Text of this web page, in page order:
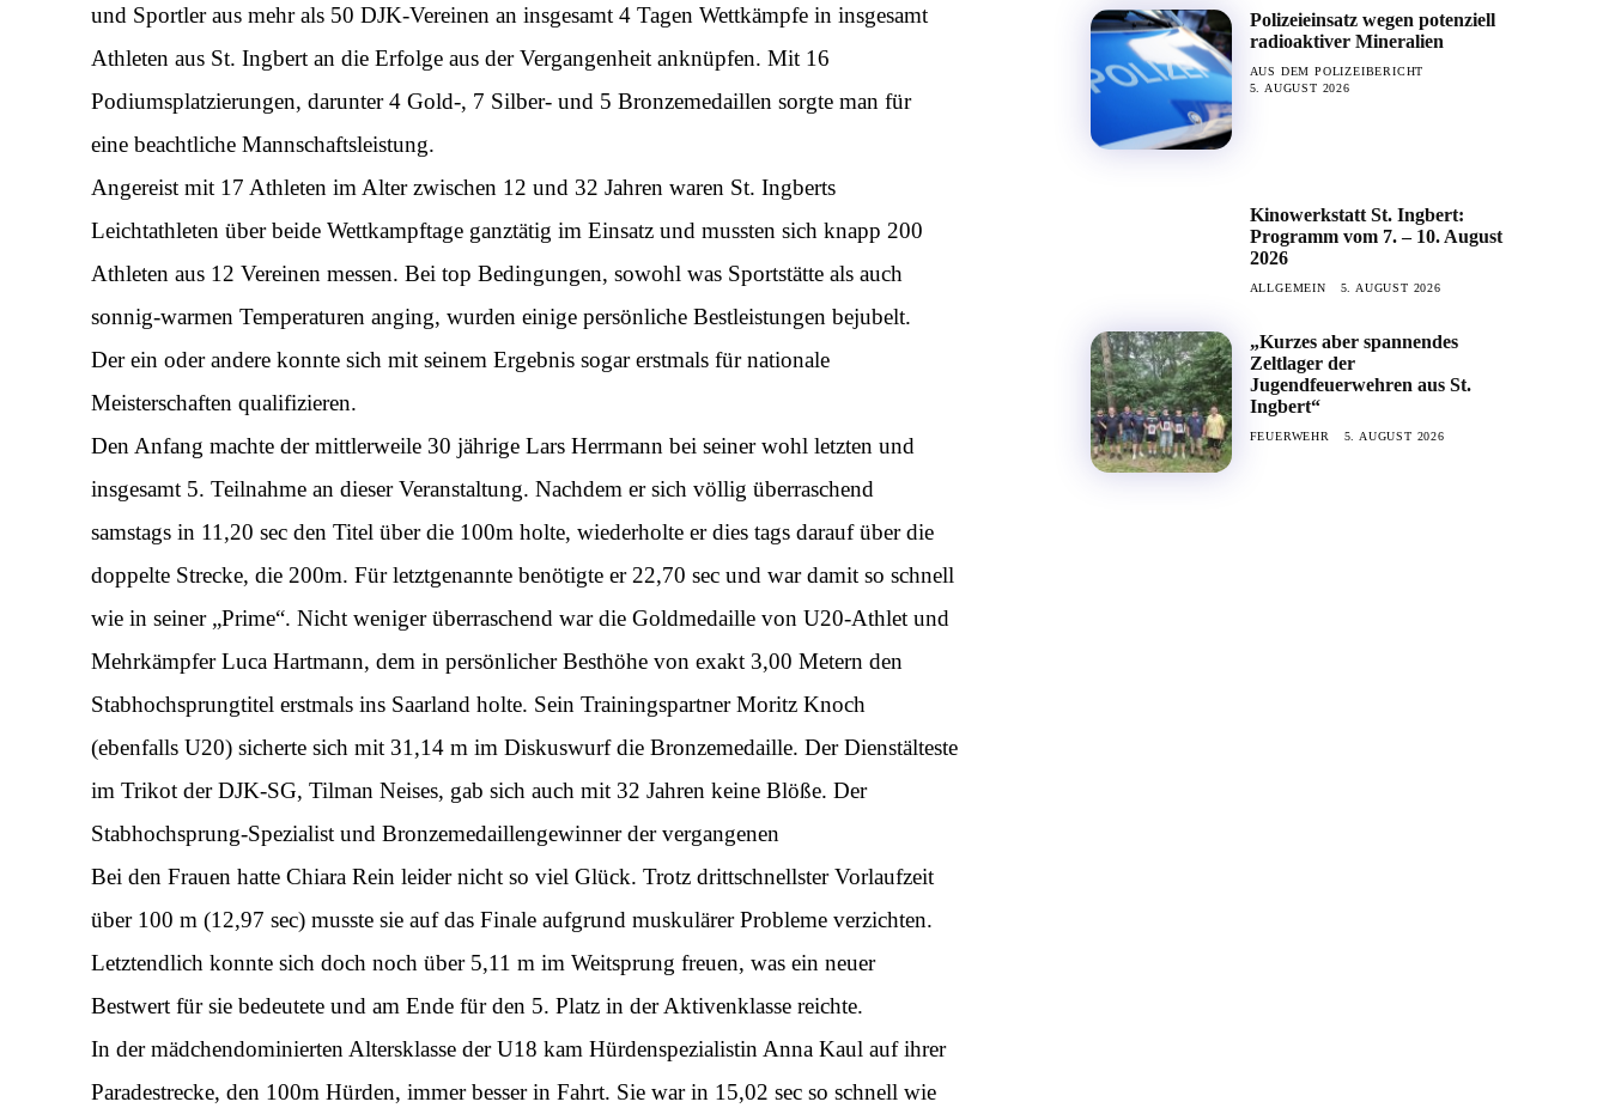
und Sportler aus mehr als 50 DJK-Vereinen an insgesamt 4 Tagen Wettkämpfe in insgesamt
Athleten aus St. Ingbert an die Erfolge aus der Vergangenheit anknüpfen. Mit 16
Podiumsplatzierungen, darunter 4 Gold-, 7 Silber- und 5 Bronzemedaillen sorgte man für
eine beachtliche Mannschaftsleistung.
Angereist mit 17 Athleten im Alter zwischen 12 und 32 Jahren waren St. Ingberts
Leichtathleten über beide Wettkampftage ganztätig im Einsatz und mussten sich knapp 200
Athleten aus 12 Vereinen messen. Bei top Bedingungen, sowohl was Sportstätte als auch
sonnig-warmen Temperaturen anging, wurden einige persönliche Bestleistungen bejubelt.
Der ein oder andere konnte sich mit seinem Ergebnis sogar erstmals für nationale
Meisterschaften qualifizieren.
Den Anfang machte der mittlerweile 30 jährige Lars Herrmann bei seiner wohl letzten und
insgesamt 5. Teilnahme an dieser Veranstaltung. Nachdem er sich völlig überraschend
samstags in 11,20 sec den Titel über die 100m holte, wiederholte er dies tags darauf über die
doppelte Strecke, die 200m. Für letztgenannte benötigte er 22,70 sec und war damit so schnell
wie in seiner „Prime“. Nicht weniger überraschend war die Goldmedaille von U20-Athlet und
Mehrkämpfer Luca Hartmann, dem in persönlicher Besthöhe von exakt 3,00 Metern den
Stabhochsprungtitel erstmals ins Saarland holte. Sein Trainingspartner Moritz Knoch
(ebenfalls U20) sicherte sich mit 31,14 m im Diskuswurf die Bronzemedaille. Der Dienstälteste
im Trikot der DJK-SG, Tilman Neises, gab sich auch mit 32 Jahren keine Blöße. Der
Stabhochsprung-Spezialist und Bronzemedaillengewinner der vergangenen
Bei den Frauen hatte Chiara Rein leider nicht so viel Glück. Trotz drittschnellster Vorlaufzeit
über 100 m (12,97 sec) musste sie auf das Finale aufgrund muskulärer Probleme verzichten.
Letztendlich konnte sich doch noch über 5,11 m im Weitsprung freuen, was ein neuer
Bestwert für sie bedeutete und am Ende für den 5. Platz in der Aktivenklasse reichte.
In der mädchendominierten Altersklasse der U18 kam Hürdenspezialistin Anna Kaul auf ihrer
Paradestrecke, den 100m Hürden, immer besser in Fahrt. Sie war in 15,02 sec so schnell wie
Polizeieinsatz wegen potenziell
radioaktiver Mineralien
AUS DEM POLIZEIBERICHT
5. AUGUST 2026
Kinowerkstatt St. Ingbert:
Programm vom 7. – 10. August
2026
ALLGEMEIN 5. AUGUST 2026
„Kurzes aber spannendes
Zeltlager der
Jugendfeuerwehren aus St.
Ingbert“
FEUERWEHR 5. AUGUST 2026